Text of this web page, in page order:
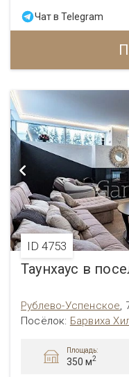
Чат в Telegram
ID 4753
Таунхаус в
Рублево-Успенское,
Посёлок: Барвиха
Площадь:
350 м2